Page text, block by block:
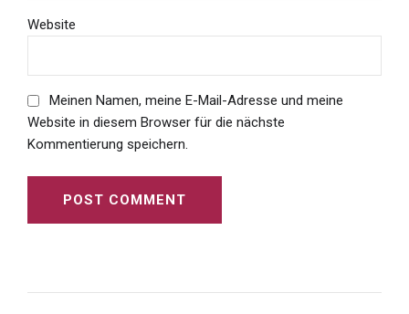
Website
Meinen Namen, meine E-Mail-Adresse und meine
Website in diesem Browser für die nächste
Kommentierung speichern.
POST COMMENT